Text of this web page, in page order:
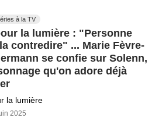
à la TV
la lumière : "Personne
contredire" ... Marie Fèvre-
se confie sur Solenn,
qu'on adore déjà
la lumière
2025